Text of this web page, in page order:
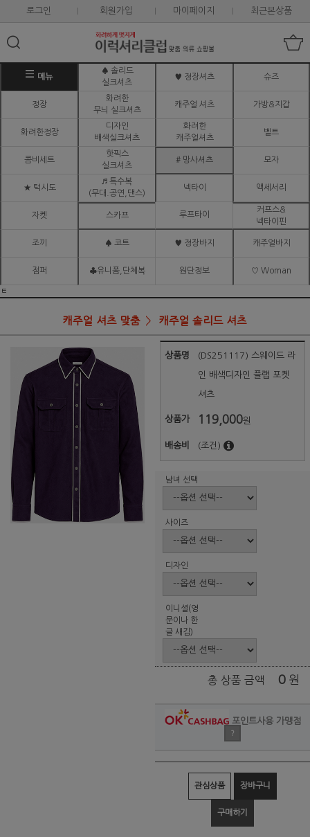
로그인 회원가입 마이페이지 최근본상품
메뉴
♠ 솔리드
실크셔츠
♥ 정장셔츠 슈즈
정장
화려한
무늬 실크셔츠
캐주얼 셔츠 가방&지갑
화려한정장
디자인
배색실크셔츠
화려한
캐주얼셔츠
벨트
콤비세트
핫픽스
실크셔츠
# 망사셔츠 모자
★ 턱시도
♬ 특수복
(무대.공연,댄스)
넥타이 액세서리
자켓 스카프 루프타이
커프스&
넥타이핀
조끼 ♠ 코트 ♥ 정장바지 캐주얼바지
점퍼 ♣유니폼,단체복 원단정보 ♡ Woman
ㅌ
캐주얼 셔츠 맞춤 캐주얼 솔리드 셔츠
상품명 (DS251117) 스웨이드 라
인 배색디자인 플랩 포켓
셔츠
상품가 119,000원
배송비 (조건)
남녀 선택
사이즈
디자인
이니셜(영
문이나 한
글 새김)
총 상품 금액 0 원
포인트사용 가맹점
?
관심상품 장바구니
구매하기